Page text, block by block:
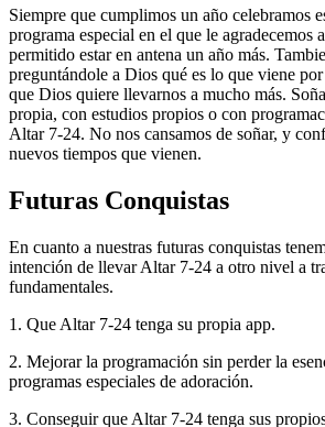
Siempre que cumplimos un año celebramos
programa especial en el que le agradecemos
permitido estar en antena un año más.
preguntándole a Dios qué es lo que viene
que Dios quiere llevarnos a mucho más.
propia, con estudios propios o con
Altar 7-24. No nos cansamos de soñar, y
nuevos tiempos que vienen.
Futuras Conquistas
En cuanto a nuestras futuras conquistas
intención de llevar Altar 7-24 a otro nivel a
fundamentales.
1. Que Altar 7-24 tenga su propia app.
2. Mejorar la programación sin perder la
programas especiales de adoración.
3. Conseguir que Altar 7-24 tenga sus